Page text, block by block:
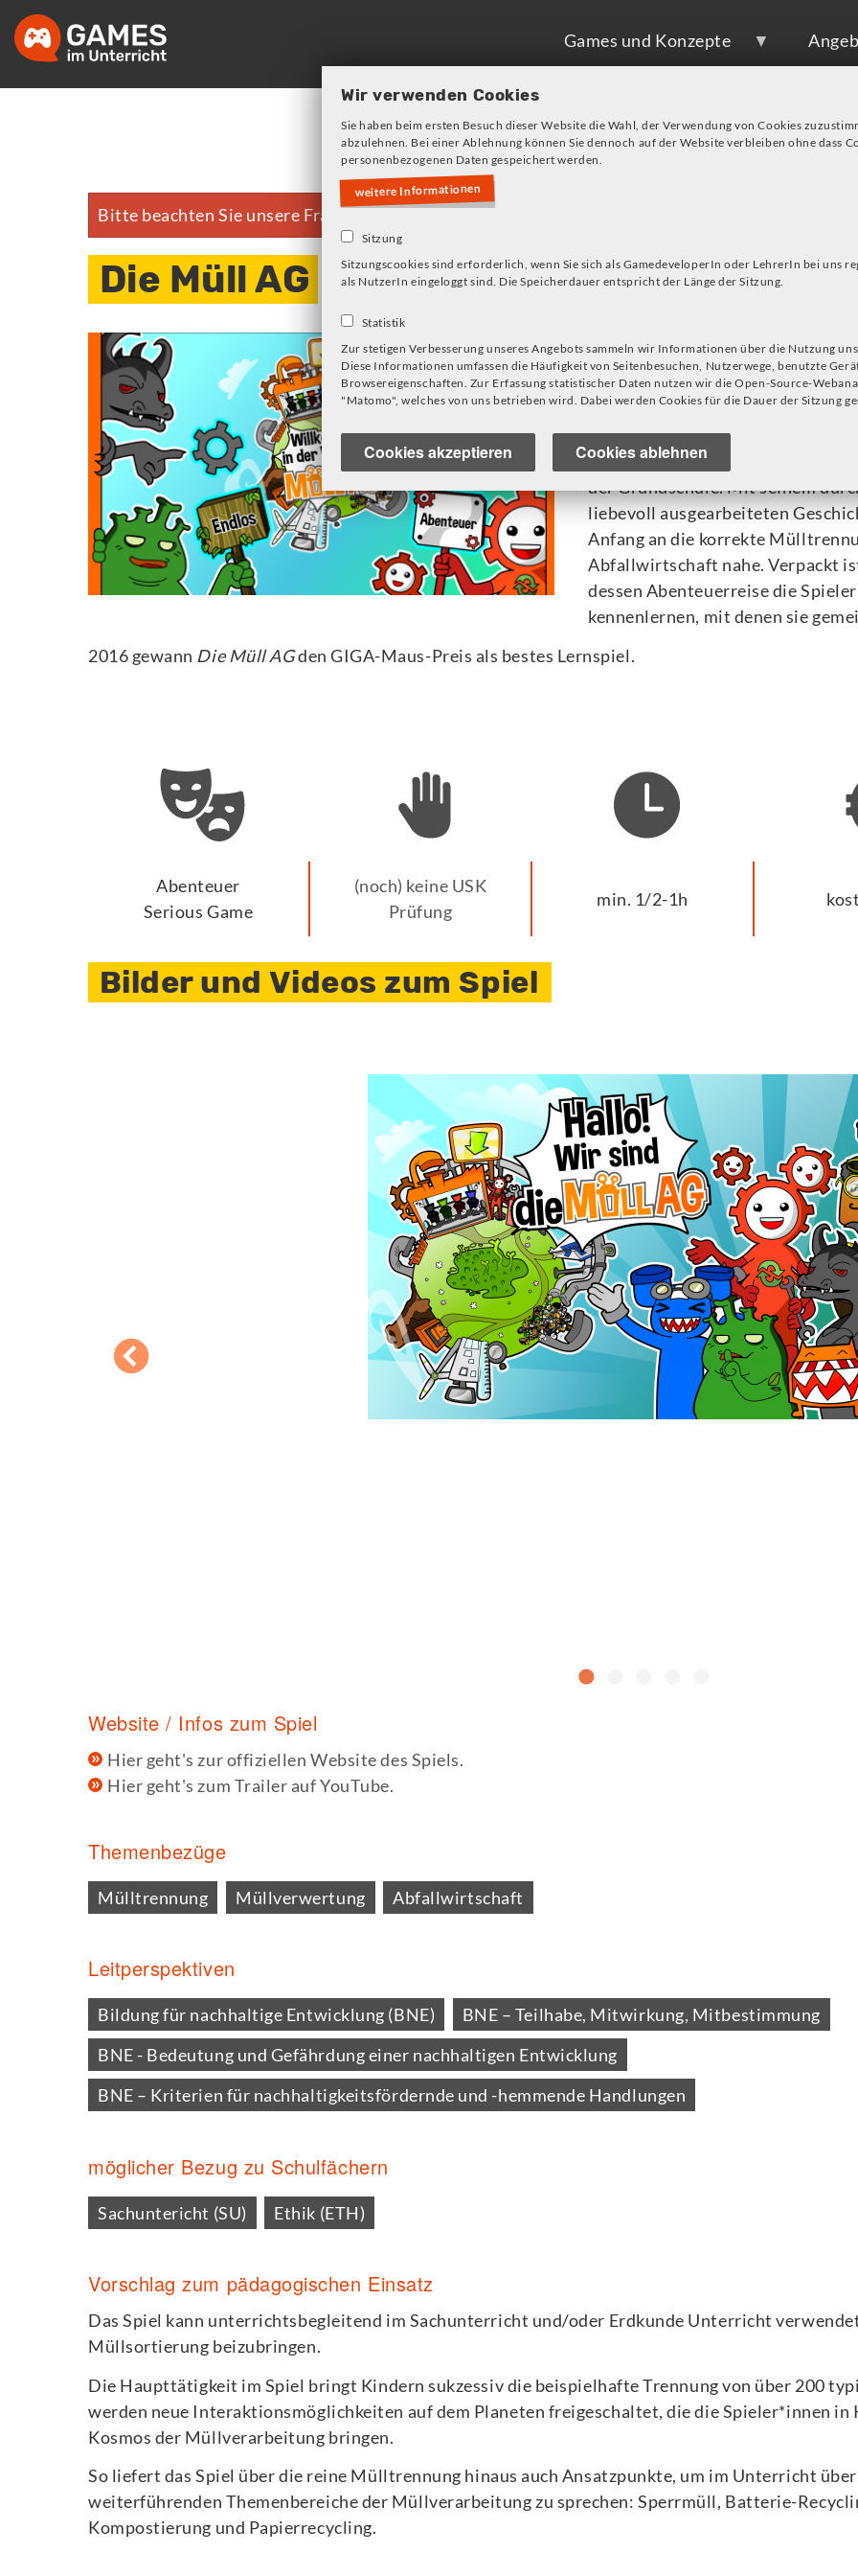
Skip
to
main
navigation
Games und Konzepte
Fehlermeldung
Bitte beachten Sie unsere Frage zu Cookies!
Die Müll AG
Wir verwenden Cookies
Sie haben beim ersten Besuch dieser Website die Wahl, der Verwendung von Cookies
abzulehnen. Bei einer Ablehnung können Sie dennoch auf der Website verbleiben ohne dass
personenbezogenen Daten gespeichert werden.
weitere Informationen
Sitzung
Sitzungscookies sind erforderlich, wenn Sie sich als GamedeveloperIn oder LehrerIn bei uns
als NutzerIn eingeloggt sind. Die Speicherdauer entspricht der Länge der Sitzung.
Statistik
Zur stetigen Verbesserung unseres Angebots sammeln wir Informationen über die Nutzung
Diese Informationen umfassen die Häufigkeit von Seitenbesuchen, Nutzerwege, benutzte
Browsereigenschaften. Zur Erfassung statistischer Daten nutzen wir die Open-Source-
"Matomo", welches von uns betrieben wird. Dabei werden Cookies für die Dauer der Sitzung
Cookies akzeptieren Cookies ablehnen
Wenn vom Thema Mülltrennung
beurteilen, nach welchen
wenn es darum geht, konkrete
Die Müll AGsetzt da an, wo
der Grundschule. Mit seinem
liebevoll ausgearbeiteten
Anfang an die korrekte
Abfallwirtschaft nahe. Verpackt
dessen Abenteuerreise die
kennenlernen, mit denen sie
2016 gewann Die Müll AGden GIGA-Maus-Preis als bestes Lernspiel.
Abenteuer
Serious Game
(noch) keine USK
Prüfung
min. 1/2-1h
Bilder und Videos zum Spiel
Website / Infos zum Spiel
Hier geht's zur offiziellen Website des Spiels.
Hier geht's zum Trailer auf YouTube.
Themenbezüge
Mülltrennung Müllverwertung Abfallwirtschaft
Leitperspektiven
Bildung für nachhaltige Entwicklung (BNE)
BNE – Teilhabe, Mitwirkung, Mitbestimmung
BNE - Bedeutung und Gefährdung einer nachhaltigen Entwicklung
BNE – Kriterien für nachhaltigkeitsfördernde und -hemmende Handlungen
möglicher Bezug zu Schulfächern
Sachuntericht (SU) Ethik (ETH)
Vorschlag zum pädagogischen Einsatz
Das Spiel kann unterrichtsbegleitend im Sachunterricht und/oder Erdkunde Unterricht
Müllsortierung beizubringen.
Die Haupttätigkeit im Spiel bringt Kindern sukzessiv die beispielhafte Trennung von über 200
werden neue Interaktionsmöglichkeiten auf dem Planeten freigeschaltet, die die Spieler*innen
Kosmos der Müllverarbeitung bringen.
So liefert das Spiel über die reine Mülltrennung hinaus auch Ansatzpunkte, um im Unterricht
weiterführenden Themenbereiche der Müllverarbeitung zu sprechen: Sperrmüll, Batterie-
Kompostierung und Papierrecycling.